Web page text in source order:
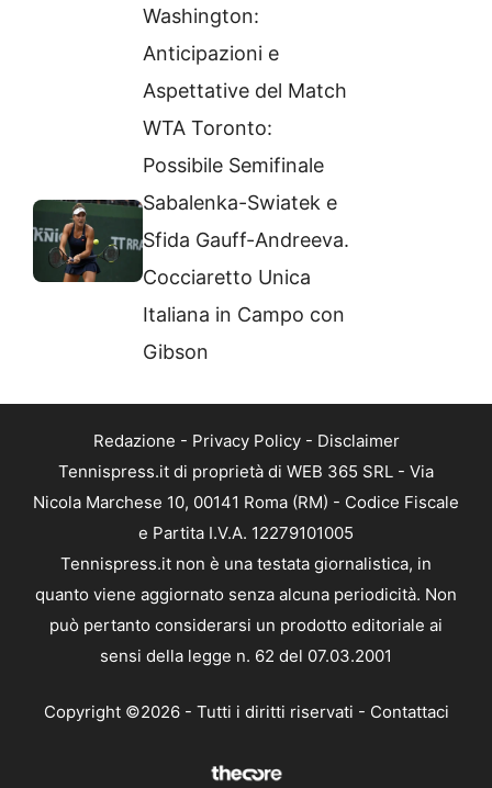
Washington:
Anticipazioni e
Aspettative del Match
WTA Toronto:
Possibile Semifinale
Sabalenka-Swiatek e
Sfida Gauff-Andreeva.
Cocciaretto Unica
Italiana in Campo con
Gibson
Redazione - Privacy Policy- Disclaimer
Tennispress.it di proprietà di WEB 365 SRL - Via
Nicola Marchese 10, 00141 Roma (RM) - Codice Fiscale
e Partita I.V.A. 12279101005
Tennispress.it non è una testata giornalistica, in
quanto viene aggiornato senza alcuna periodicità. Non
può pertanto considerarsi un prodotto editoriale ai
sensi della legge n. 62 del 07.03.2001
Copyright ©2026 - Tutti i diritti riservati - Contattaci